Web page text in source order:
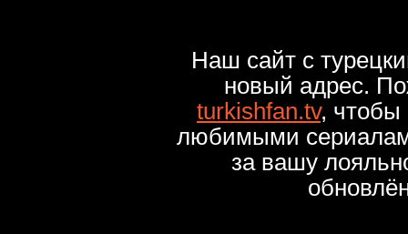
Наш сайт с
новый адрес.
turkishfan.tv, чтобы
любимыми
за вашу